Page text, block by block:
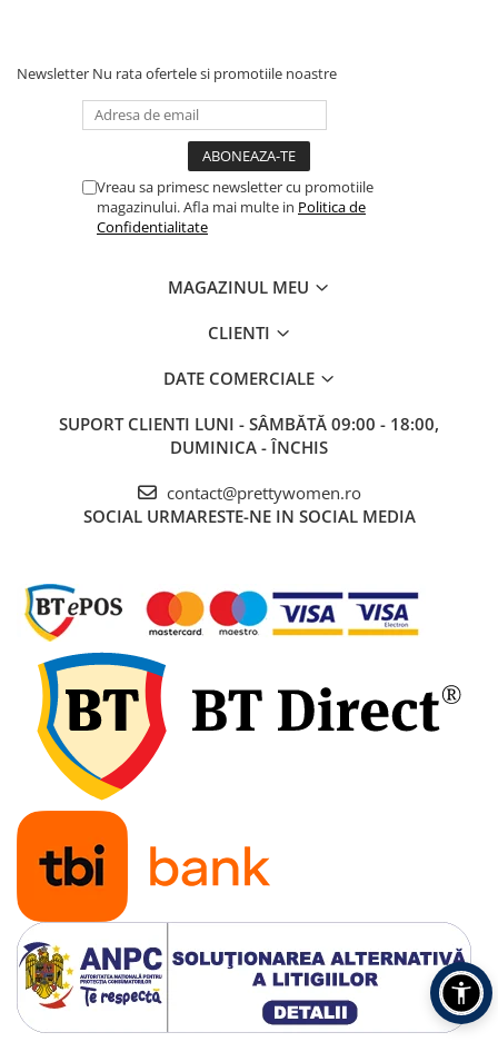
Newsletter Nu rata ofertele si promotiile noastre
Vreau sa primesc newsletter cu promotiile
magazinului. Afla mai multe in Politica de
Confidentialitate
MAGAZINUL MEU
CLIENTI
DATE COMERCIALE
SUPORT CLIENTI LUNI - SÂMBĂTĂ 09:00 - 18:00,
DUMINICA - ÎNCHIS
contact@prettywomen.ro
SOCIAL URMARESTE-NE IN SOCIAL MEDIA